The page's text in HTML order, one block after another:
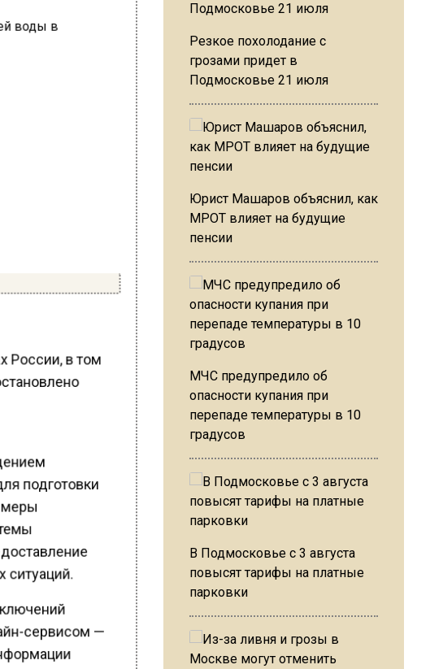
России, в том
подготовки
меры
ситуаций.
сервисом —
Резкое похолодание с
грозами придет в
Подмосковье 21 июля
Юрист Машаров объяснил, как
МРОТ влияет на будущие
пенсии
МЧС предупредило об
опасности купания при
перепаде температуры в 10
градусов
В Подмосковье с 3 августа
повысят тарифы на платные
парковки